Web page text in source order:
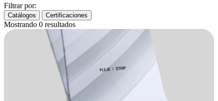
Filtrar por:
Catálogos Certificaciones
Mostrando 0 resultados